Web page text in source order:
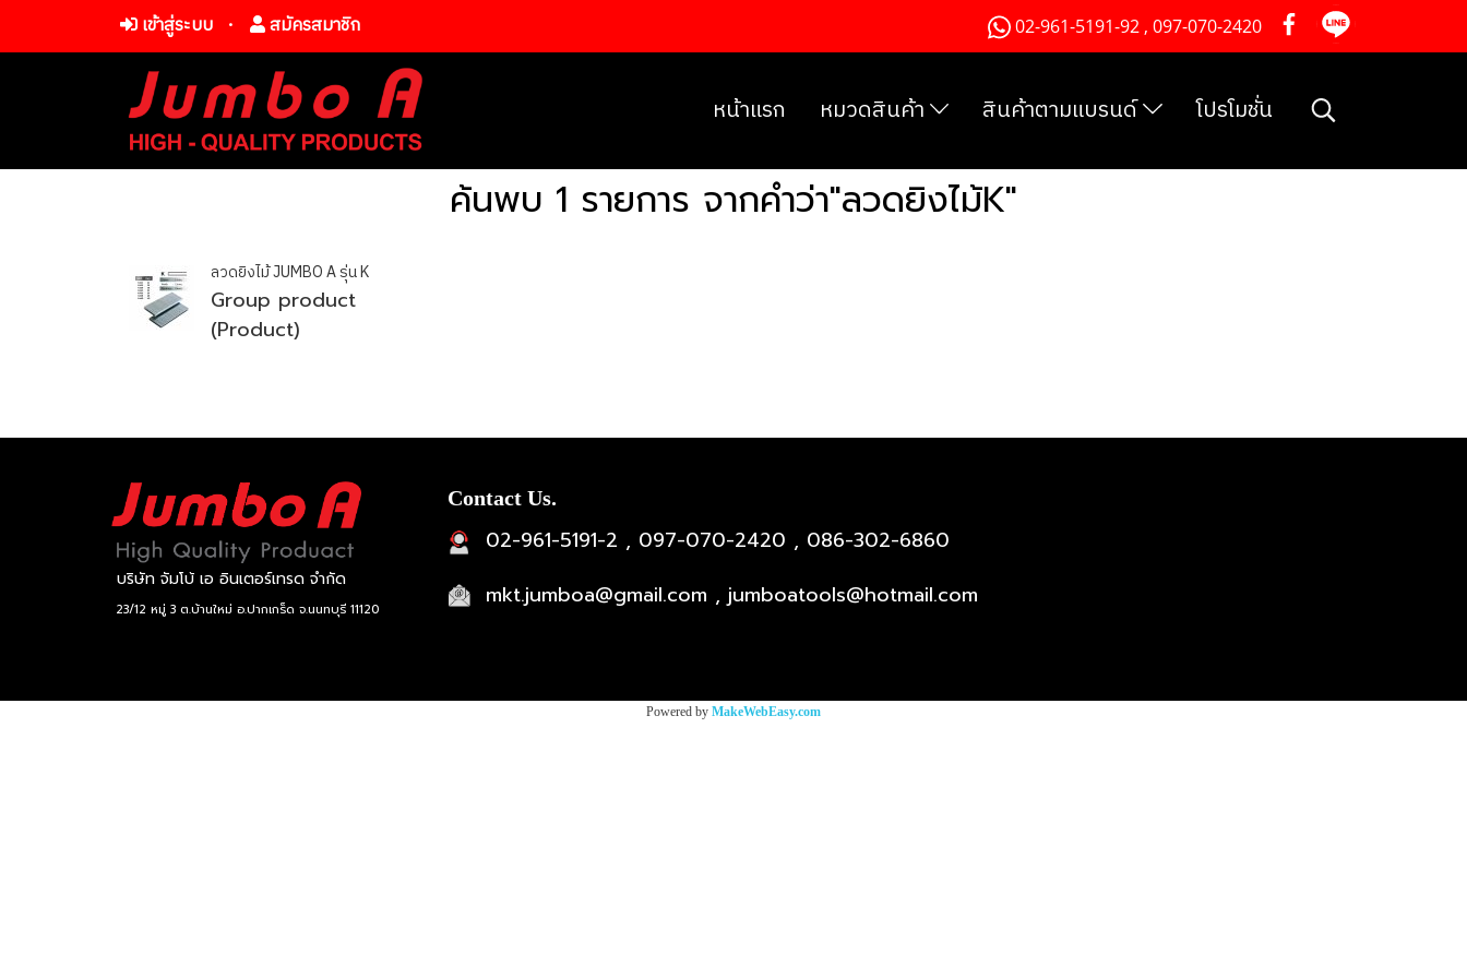
เข้าสู่ระบบ สมัครสมาชิก 02-961-5191-92 , 097-070-2420
หน้าแรก หมวดสินค้า สินค้าตามแบรนด์ โปรโมชั่น
ค้นพบ 1 รายการ จากคำว่า"ลวดยิงไม้K"
ลวดยิงไม้ JUMBO A รุ่น K
Group product
(Product)
บริษัท จัมโบ้ เอ อินเตอร์เทรด จำกัด
23/12 หมู่ 3 ต.บ้านใหม่ อ.ปากเกร็ด จ.นนทบุรี 11120
Contact Us.
02-961-5191-2 , 097-070-2420 , 086-302-6860
mkt.jumboa@gmail.com , jumboatools@hotmail.com
Powered by MakeWebEasy.com